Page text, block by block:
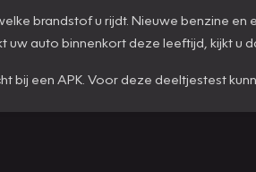
brandstof u rijdt. Nieuwe benzine en
uw auto binnenkort deze leeftijd, kijkt u
een APK. Voor deze deeltjestest